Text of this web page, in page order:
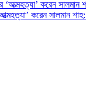
করেন সালমান